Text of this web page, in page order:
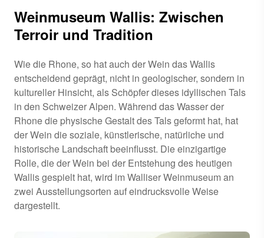
Weinmuseum Wallis: Zwischen
Terroir und Tradition
Wie die Rhone, so hat auch der Wein das Wallis
entscheidend geprägt, nicht in geologischer, sondern in
kultureller Hinsicht, als Schöpfer dieses idyllischen Tals
in den Schweizer Alpen. Während das Wasser der
Rhone die physische Gestalt des Tals geformt hat, hat
der Wein die soziale, künstlerische, natürliche und
historische Landschaft beeinflusst. Die einzigartige
Rolle, die der Wein bei der Entstehung des heutigen
Wallis gespielt hat, wird im Walliser Weinmuseum an
zwei Ausstellungsorten auf eindrucksvolle Weise
dargestellt.